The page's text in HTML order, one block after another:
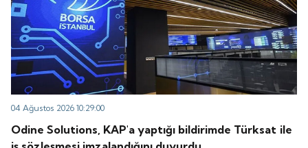
04 Ağustos 2026 10:29:00
Odine Solutions, KAP'a yaptığı bildirimde Türksat ile